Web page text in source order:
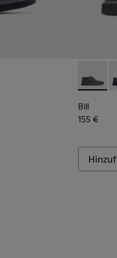
für Herren in
- Schnürstiefelette für
Bill -
Bill
155 €